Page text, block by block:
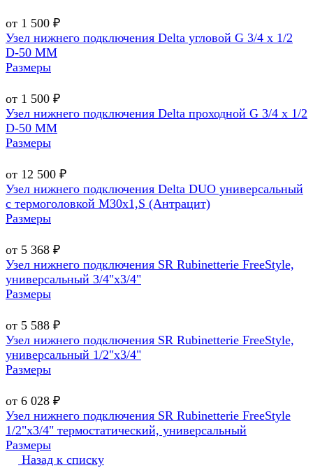
от 1 500 ₽
Узел нижнего подключения Delta угловой G 3/4 х 1/2
D-50 MM
Размеры
от 1 500 ₽
Узел нижнего подключения Delta проходной G 3/4 х 1/2
D-50 MM
Размеры
от 12 500 ₽
Узел нижнего подключения Delta DUO универсальный
с термоголовкой М30х1,Ѕ (Антрацит)
Размеры
от 5 368 ₽
Узел нижнего подключения SR Rubinetterie FreeStyle,
универсальный 3/4"х3/4"
Размеры
от 5 588 ₽
Узел нижнего подключения SR Rubinetterie FreeStyle,
универсальный 1/2"х3/4"
Размеры
от 6 028 ₽
Узел нижнего подключения SR Rubinetterie FreeStyle
1/2"х3/4" термостатический, универсальный
Размеры
Назад к списку